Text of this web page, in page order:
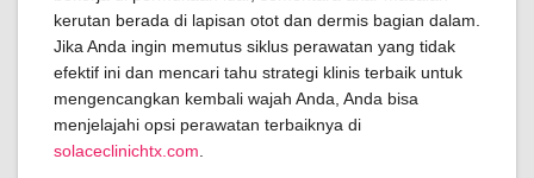
kerutan berada di lapisan otot dan dermis bagian dalam.
Jika Anda ingin memutus siklus perawatan yang tidak
efektif ini dan mencari tahu strategi klinis terbaik untuk
mengencangkan kembali wajah Anda, Anda bisa
menjelajahi opsi perawatan terbaiknya di
solaceclinichtx.com